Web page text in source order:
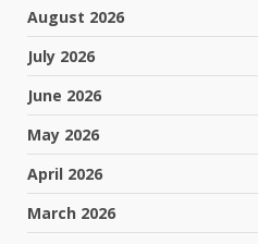
August 2026
July 2026
June 2026
May 2026
April 2026
March 2026